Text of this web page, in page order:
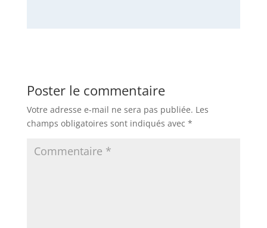
Poster le commentaire
Votre adresse e-mail ne sera pas publiée. Les
champs obligatoires sont indiqués avec *